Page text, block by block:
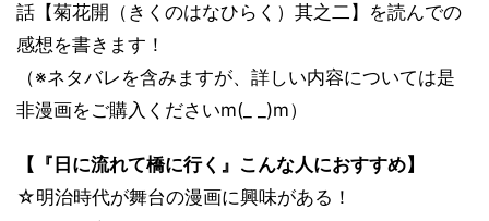
話【菊花開（きくのはなひらく）其之二 】を読んでの
感想を書きます！
（※ネタバレを含みますが、詳しい内容については是
非漫画をご購入くださいm(_ _)m）
【『日に流れて橋に行く』こんな人におすすめ】
☆明治時代が舞台の漫画に興味がある！